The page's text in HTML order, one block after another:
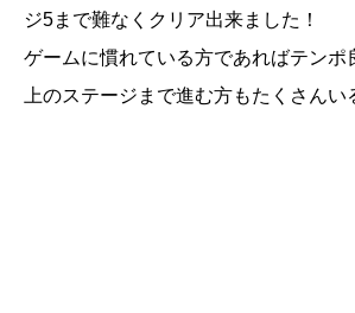
ジ5まで難なくクリア出来ました！
ゲームに慣れている方であればテンポ
上のステージまで進む方もたくさんい